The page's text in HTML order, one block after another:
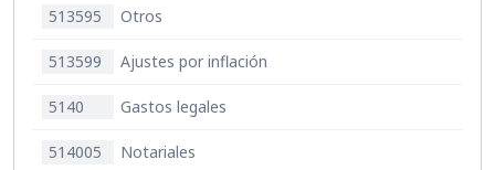
513595 Otros
513599 Ajustes por inflación
5140 Gastos legales
514005 Notariales